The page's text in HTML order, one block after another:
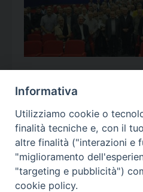
Calendario
<< Ago
l m m g
Informativa
Utilizziamo cookie o
finalità tecniche e, con il
altre finalità ("interazioni e
"miglioramento
"targeting e pubblicità")
cookie policy.